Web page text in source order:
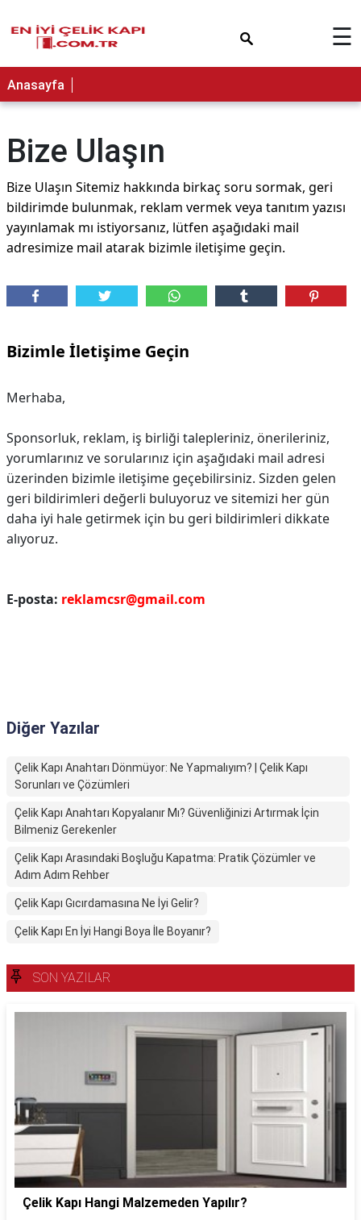
☰
Anasayfa
Bize Ulaşın
Bize Ulaşın Sitemiz hakkında birkaç soru sormak, geri
bildirimde bulunmak, reklam vermek veya tanıtım yazısı
yayınlamak mı istiyorsanız, lütfen aşağıdaki mail
adresimize mail atarak bizimle iletişime geçin.
Bizimle İletişime Geçin
Merhaba,
Sponsorluk, reklam, iş birliği talepleriniz, önerileriniz,
yorumlarınız ve sorularınız için aşağıdaki mail adresi
üzerinden bizimle iletişime geçebilirsiniz. Sizden gelen
geri bildirimleri değerli buluyoruz ve sitemizi her gün
daha iyi hale getirmek için bu geri bildirimleri dikkate
alıyoruz.
E-posta: reklamcsr@gmail.com
Diğer Yazılar
Çelik Kapı Anahtarı Dönmüyor: Ne Yapmalıyım? | Çelik Kapı
Sorunları ve Çözümleri
Çelik Kapı Anahtarı Kopyalanır Mı? Güvenliğinizi Artırmak İçin
Bilmeniz Gerekenler
Çelik Kapı Arasındaki Boşluğu Kapatma: Pratik Çözümler ve
Adım Adım Rehber
Çelik Kapı Gıcırdamasına Ne İyi Gelir?
Çelik Kapı En İyi Hangi Boya İle Boyanır?
SON YAZILAR
Çelik Kapı Hangi Malzemeden Yapılır?